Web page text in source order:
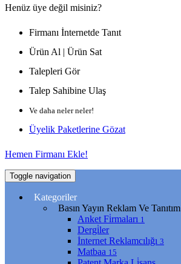
Henüz üye değil misiniz?
Firmanı İnternetde Tanıt
Ürün Al | Ürün Sat
Talepleri Gör
Talep Sahibine Ulaş
Ve daha neler neler!
Üyelik Paketlerine Gözat
Hemen Firmanı Ekle!
Toggle navigation
Kategoriler
Basın Yayın Reklam Ve Tanıtım
Anket Fi̇rmaları 1
Dergi̇ler
İnternet Reklamcılığı 3
Matbaa 15